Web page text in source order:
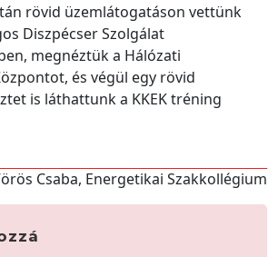
rövid üzemlátogatáson vettünk
Diszpécser Szolgálat
megnéztük a Hálózati
és végül egy rövid
is láthattunk a KKEK tréning
Csaba, Energetikai Szakkollégium